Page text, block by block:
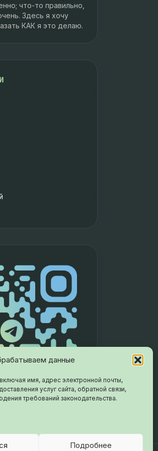
данные
имя, адрес электронной почты,
услуг сайта, обратной связи,
требований законодательства.
Подробнее
что-то правильно,
Здесь я хочу
КАК я это делаю.